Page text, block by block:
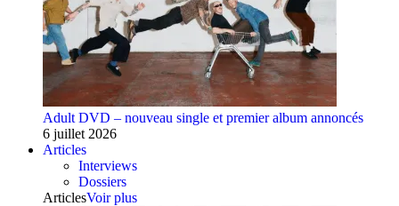
Adult DVD – nouveau single et premier album annoncés
6 juillet 2026
Articles
Interviews
Dossiers
ArticlesVoir plus